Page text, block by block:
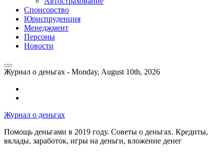
Спонсорство
Юриспруденция
Менеджмент
Персоны
Новости
Журнал о деньгах - Monday, August 10th, 2026
банка
24
для
взять
WebMoney?
Журнал о деньгах
Помощь деньгами в 2019 году. Советы о деньгах. Кредиты,
вклады, заработок, игры на деньги, вложение денег